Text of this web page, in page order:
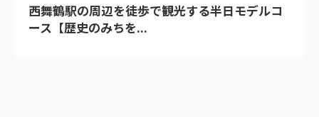
西舞鶴駅の周辺を徒歩で観光する半日モデルコ
ース【歴史のみちを...